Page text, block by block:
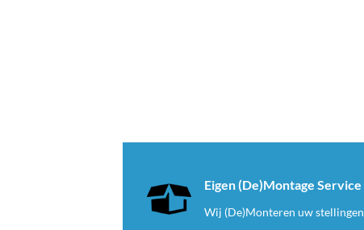
Eigen (De)Montage Service
Wij (De)Monteren uw stellingen